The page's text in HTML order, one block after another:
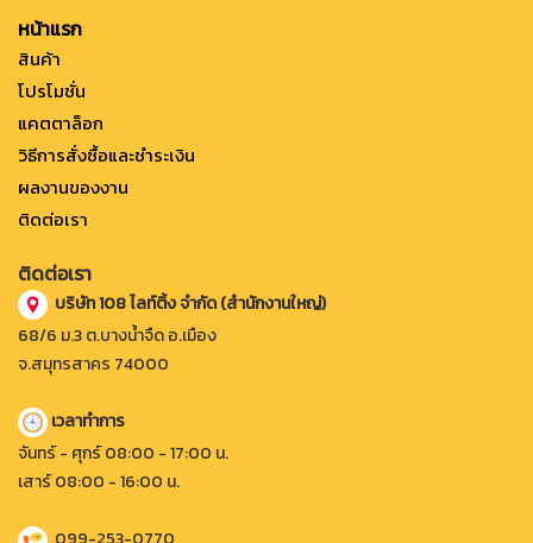
หน้าแรก
สินค้า
โปรโมชั่น
แคตตาล็อก
วิธีการสั่งซื้อและชำระเงิน
ผลงานของงาน
ติดต่อเรา
ติดต่อเรา
บริษัท 108 ไลท์ติ้ง จำกัด (สำนักงานใหญ่)
68/6 ม.3 ต.บางน้ำจืด อ.เมือง
จ.สมุทรสาคร 74000
เวลาทำการ
จันทร์ - ศุกร์ 08:00 - 17:00 น.
เสาร์ 08:00 - 16:00 น.